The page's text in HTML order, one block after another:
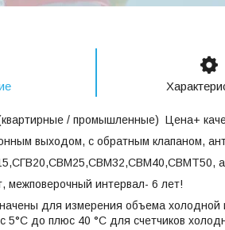
/ промышленные) Цена+
выходом, с обратным клапаном,
а
межповерочный интервал- 6 лет!
для измерения объема холодной
5°C до плюс 40 °С для счетчиков